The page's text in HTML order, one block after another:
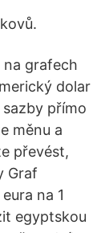
na grafech
dolar
přímo
měnu a
převést,
Graf
na 1
egyptskou